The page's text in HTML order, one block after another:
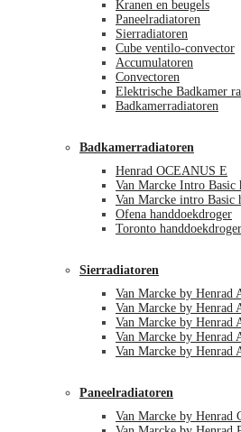
Kranen en beugels
Paneelradiatoren
Sierradiatoren
Cube ventilo-convector
Accumulatoren
Convectoren
Elektrische Badkamer
Badkamerradiatoren
Badkamerradiatoren
Henrad OCEANUS E
Van Marcke Intro Basic
Van Marcke intro Basic
Ofena handdoekdroger
Toronto handdoekdroger
Sierradiatoren
Van Marcke by Henrad
Van Marcke by Henrad
Van Marcke by Henrad
Van Marcke by Henrad
Van Marcke by Henrad
Paneelradiatoren
Van Marcke by Henrad